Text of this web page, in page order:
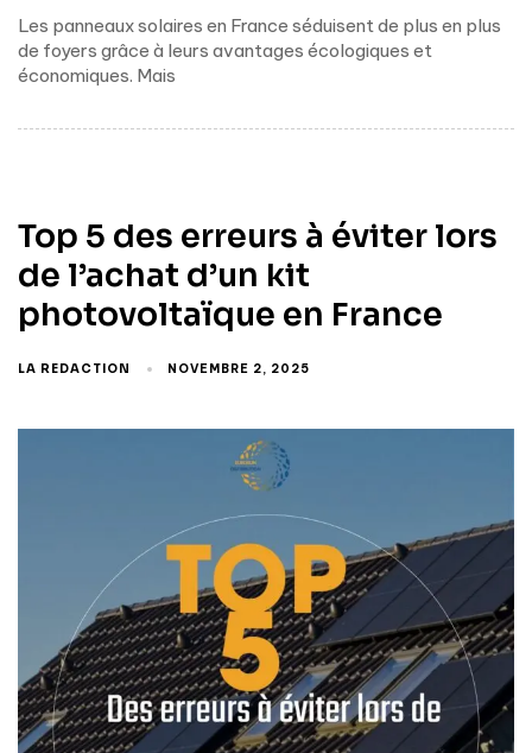
Les panneaux solaires en France séduisent de plus en plus
de foyers grâce à leurs avantages écologiques et
économiques. Mais
Top 5 des erreurs à éviter lors
de l’achat d’un kit
photovoltaïque en France
LA REDACTION NOVEMBRE 2, 2025